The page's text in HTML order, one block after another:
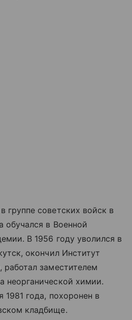
группе советских войск в
обучался в Военной
В 1956 году уволился в
окончил Институт
работал заместителем
неорганической химии.
1981 года, похоронен в
кладбище.